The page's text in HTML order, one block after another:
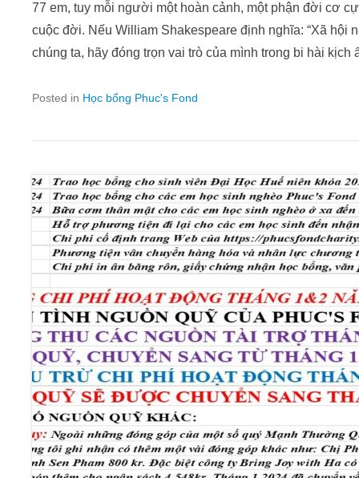
77 em, tuy mỗi người một hoàn cảnh, một phận đời cơ
cuộc đời. Nếu William Shakespeare định nghĩa: “Xã hội
chúng ta, hãy đóng trọn vai trò của mình trong bi hài kịch
Posted in Học bổng Phuc's Fond